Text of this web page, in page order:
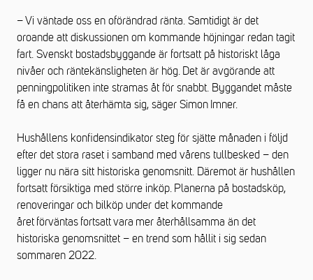
– Vi väntade oss en oförändrad ränta. Samtidigt är det
oroande att diskussionen om kommande höjningar redan tagit
fart. Svenskt bostadsbyggande är fortsatt på historiskt låga
nivåer och räntekänsligheten är hög. Det är avgörande att
penningpolitiken inte stramas åt för snabbt. Byggandet måste
få en chans att återhämta sig, säger Simon Imner.
Hushållens konfidensindikator steg för sjätte månaden i följd
efter det stora raset i samband med vårens tullbesked – den
ligger nu nära sitt historiska genomsnitt. Däremot är hushållen
fortsatt försiktiga med större inköp. Planerna på bostadsköp,
renoveringar och bilköp under det kommande
året förväntas fortsattvara mer återhållsamma än det
historiska genomsnittet – en trend som hållit i sig sedan
sommaren 2022.